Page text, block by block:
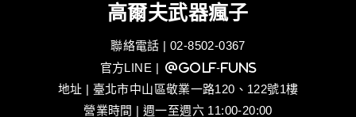
高爾夫武器瘋子
聯絡電話 | 02-8502-0367
官方LINE | @golf-funs
地址 | 臺北市中山區敬業一路120、122號1樓
營業時間 | 週一至週六 11:00-20:00